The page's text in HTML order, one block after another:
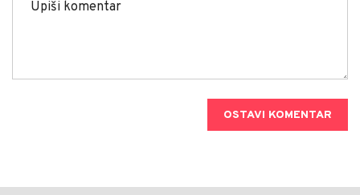
OSTAVI KOMENTAR